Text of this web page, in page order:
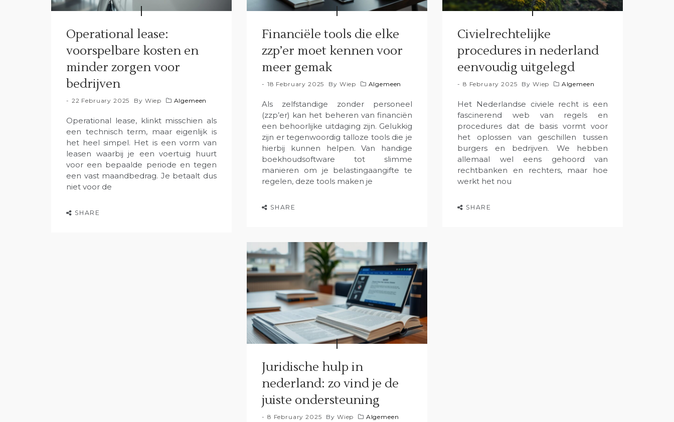
Operational lease:
voorspelbare kosten en
minder zorgen voor
bedrijven
22 February 2025 By Wiep Algemeen
Operational lease, klinkt misschien als
een technisch term, maar eigenlijk is
het heel simpel. Het is een vorm van
leasen waarbij je een voertuig huurt
voor een bepaalde periode en tegen
een vast maandbedrag. Je betaalt dus
niet voor de
SHARE
Financiële tools die elke
zzp’er moet kennen voor
meer gemak
18 February 2025 By Wiep Algemeen
Als zelfstandige zonder personeel
(zzp’er) kan het beheren van financiën
een behoorlijke uitdaging zijn. Gelukkig
zijn er tegenwoordig talloze tools die je
hierbij kunnen helpen. Van handige
boekhoudsoftware tot slimme
manieren om je belastingaangifte te
regelen, deze tools maken je
SHARE
Civielrechtelijke
procedures in nederland
eenvoudig uitgelegd
8 February 2025 By Wiep Algemeen
Het Nederlandse civiele recht is een
fascinerend web van regels en
procedures dat de basis vormt voor
het oplossen van geschillen tussen
burgers en bedrijven. We hebben
allemaal wel eens gehoord van
rechtbanken en rechters, maar hoe
werkt het nou
SHARE
Juridische hulp in
nederland: zo vind je de
juiste ondersteuning
8 February 2025 By Wiep Algemeen